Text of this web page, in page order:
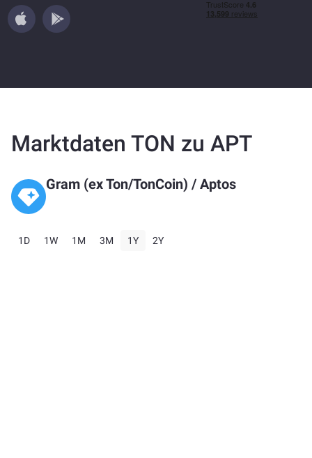
Marktdaten TON zu APT
Gram (ex Ton/TonCoin) / Aptos
1D 1W 1M 3M 1Y 2Y